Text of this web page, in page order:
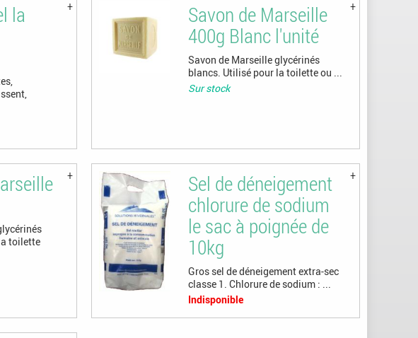
la
Savon de Marseille
400g Blanc l'unité
Savon de Marseille glycérinés
blancs. Utilisé pour la toilette ou ...
Sur stock
toilette
Sel de déneigement
chlorure de sodium
le sac à poignée de
10kg
Gros sel de déneigement extra-sec
classe 1. Chlorure de sodium : ...
Indisponible